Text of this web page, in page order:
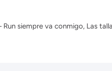
siempre va conmigo, Las